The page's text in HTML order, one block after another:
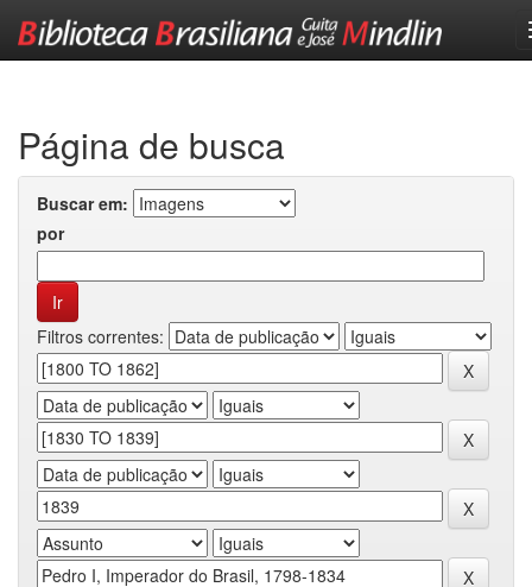
Página de busca
Buscar em:
por
Filtros correntes: